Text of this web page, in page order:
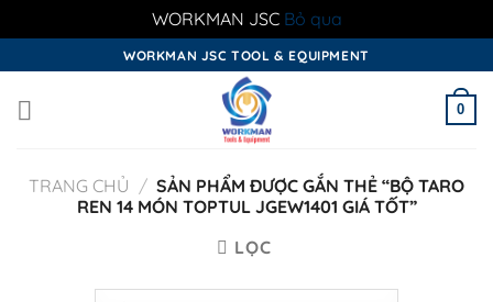
WORKMAN JSC Bỏ qua
to
content
WORKMAN JSC TOOL & EQUIPMENT
0
TRANG CHỦ / SẢN PHẨM ĐƯỢC GẮN THẺ “BỘ TARO
REN 14 MÓN TOPTUL JGEW1401 GIÁ TỐT”
LỌC